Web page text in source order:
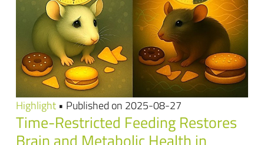
Highlight • Published on 2025-08-27
Time-Restricted Feeding Restores